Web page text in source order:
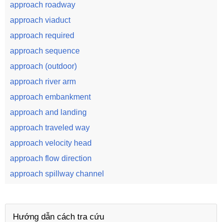
approach roadway
approach viaduct
approach required
approach sequence
approach (outdoor)
approach river arm
approach embankment
approach and landing
approach traveled way
approach velocity head
approach flow direction
approach spillway channel
Hướng dẫn cách tra cứu